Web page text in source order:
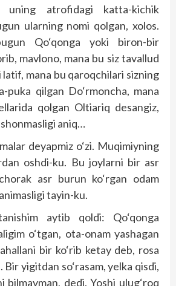
uning atrofidagi katta-kichik
ularning nomi qolgan, xolos.
Qo‘qonga yoki biron-bir
mavlono, mana bu siz tavallud
latif, mana bu qaroqchilari sizning
puka qilgan Do‘rmoncha, mana
qolgan Oltiariq desangiz,
aniq…
deyapmiz o‘zi. Muqimiyning
oshdi-ku. Bu joylarni bir asr
asr burun ko‘rgan odam
tayin-ku.
aytib qoldi: Qo‘qonga
o‘tgan, ota-onam yashagan
bir ko‘rib ketay deb, rosa
Bir yigitdan so‘rasam, yelka qisdi,
bilmayman, dedi. Yoshi ulug‘roq